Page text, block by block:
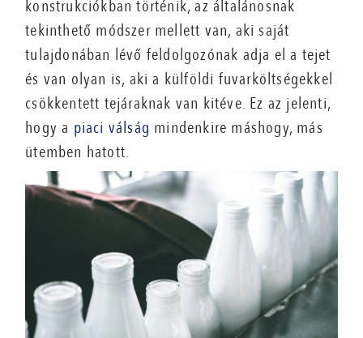
konstrukciókban történik, az általánosnak
tekinthető módszer mellett van, aki saját
tulajdonában lévő feldolgozónak adja el a tejet
és van olyan is, aki a külföldi fuvarköltségekkel
csökkentett tejáraknak van kitéve. Ez az jelenti,
hogy a piaci válság mindenkire máshogy, más
ütemben hatott.